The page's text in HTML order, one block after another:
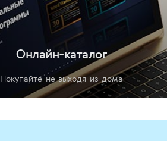
Онлайн-каталог
Покупайте не выходя из дома